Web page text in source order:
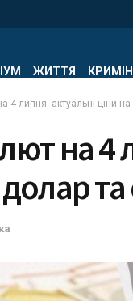
ЖИТТЯ
4 липня: актуальні ціни
на 4